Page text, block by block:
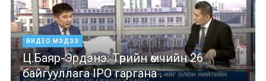
ВИДЕО МЭДЭЭ
Ц.Баяр-Эрдэнэ: Төрийн өмчийн 26
байгууллага IPO гаргана .